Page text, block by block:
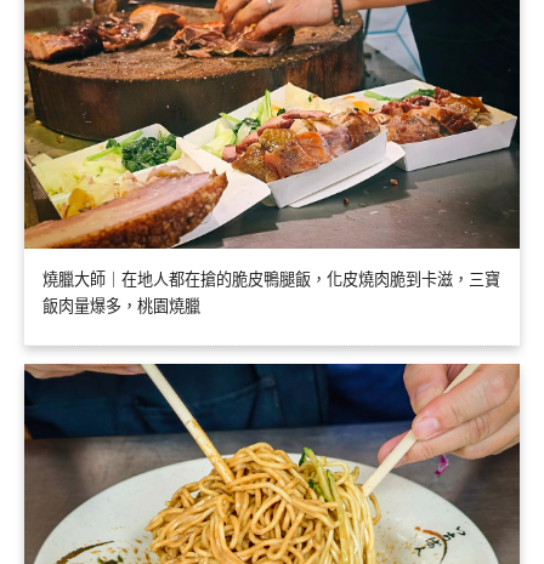
燒臘大師｜在地人都在搶的脆皮鴨腿飯，化皮燒肉脆到卡滋，三寶
飯肉量爆多，桃園燒臘